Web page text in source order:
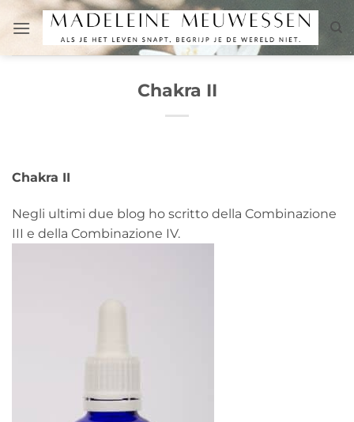
contenuti
Chakra II
Chakra II
Negli ultimi due blog ho scritto della Combinazione
III e della Combinazione IV.